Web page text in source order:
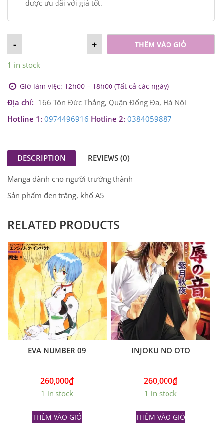
được ưu đãi với giá tốt.
+
- THÊM VÀO GIỎ
1 in stock
Giờ làm việc: 12h00 – 18h00 (Tất cả các ngày)
Địa chỉ: 166 Tôn Đức Thắng, Quận Đống Đa, Hà Nội
Hotline 1: 0974496916 Hotline 2: 0384059887
DESCRIPTION REVIEWS (0)
Manga dành cho người trưởng thành
Sản phẩm đen trắng, khổ A5
RELATED PRODUCTS
EVA NUMBER 09
260,000₫
1 in stock
THÊM VÀO GIỎ
INJOKU NO OTO
260,000₫
1 in stock
THÊM VÀO GIỎ